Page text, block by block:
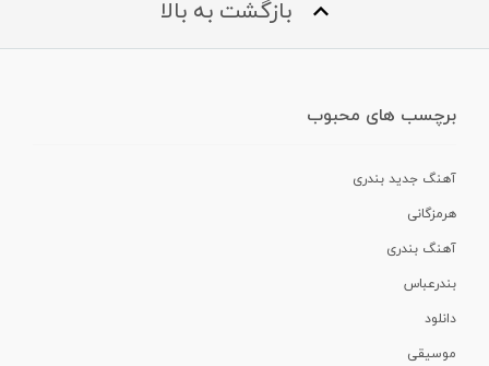
بازگشت به بالا
برچسب های محبوب
آهنگ جدید بندری
هرمزگانی
آهنگ بندری
بندرعباس
دانلود
موسیقی